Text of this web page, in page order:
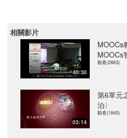
相關影片
40:30
MOOCs
MOOCs
觀看(2863)
03:14
第6單元
泊〉
觀看(1845)